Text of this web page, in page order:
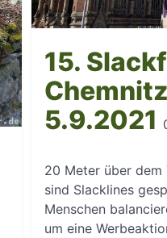
15.
5.9.2021
20 Meter über
sind Slacklines
Menschen
um eine